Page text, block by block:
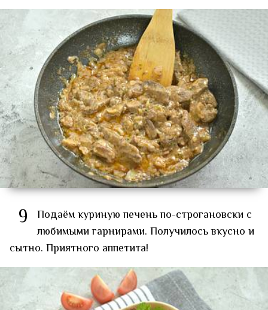
9
Подаём куриную печень по-строгановски с
любимыми гарнирами. Получилось вкусно и
сытно. Приятного аппетита!